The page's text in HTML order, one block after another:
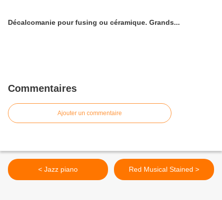
Décalcomanie pour fusing ou céramique. Grands...
Commentaires
Ajouter un commentaire
< Jazz piano Red Musical Stained >